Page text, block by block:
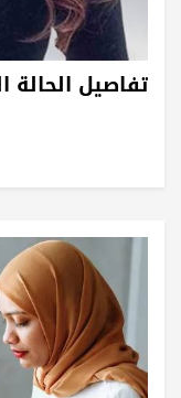
تفاصيل الحالة